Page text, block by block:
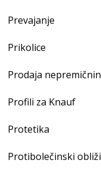
Prevajanje
Prikolice
Prodaja nepremičnin
Profili za Knauf
Protetika
Protibolečinski obliži